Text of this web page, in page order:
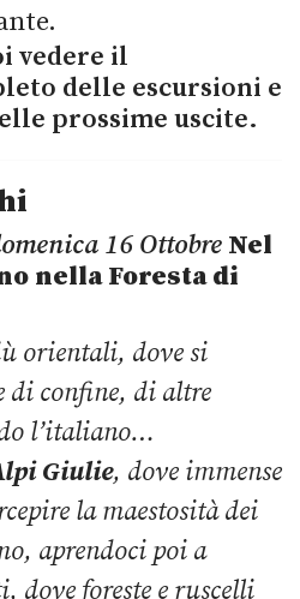
vedere il
delle escursioni e
prossime uscite.
16 Ottobre Nel
nella Foresta di
orientali, dove si
di confine, di altre
l’italiano…
Giulie, dove immense
la maestosità dei
aprendoci poi a
dove foreste e ruscelli